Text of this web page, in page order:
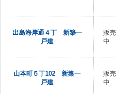
出島海岸通４丁 新築一
戸建
販売
中
山本町５丁102 新築一
戸建
販売
中